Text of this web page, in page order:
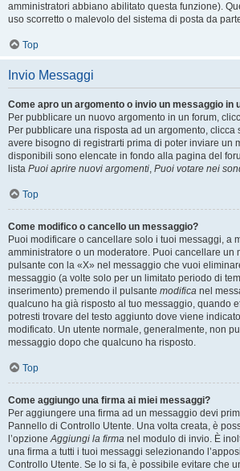
amministratori abbiano abilitato questa funzione).
uso scorretto o malevolo del sistema di posta da
Top
Invio Messaggi
Come apro un argomento o invio un messaggio in
Per pubblicare un nuovo argomento in un forum,
Per pubblicare una risposta ad un argomento, clicca
avere bisogno di registrarti prima di poter inviare un
disponibili sono elencate in fondo alla pagina del
lista Puoi aprire nuovi argomenti, Puoi votare nei
Top
Come modifico o cancello un messaggio?
Puoi modificare o cancellare solo i tuoi messaggi, a
amministratore o un moderatore. Puoi cancellare un
pulsante con la «X» nel messaggio che vuoi
messaggio (a volte solo per un limitato periodo di
inserimento) premendo il pulsante modifica nel
qualcuno ha già risposto al tuo messaggio, quando
potresti trovare del testo aggiunto dove viene
modificato. Un utente normale, generalmente, non
messaggio dopo che qualcuno ha risposto.
Top
Come aggiungo una firma ai miei messaggi?
Per aggiungere una firma ad un messaggio devi
Pannello di Controllo Utente. Una volta creata, è
l’opzioneAggiungi la firma nel modulo di invio. È
una firma a tutti i tuoi messaggi selezionando
Controllo Utente. Se lo si fa, è possibile evitare che